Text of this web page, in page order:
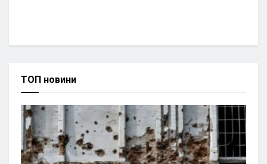
ТОП новини